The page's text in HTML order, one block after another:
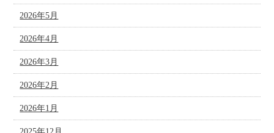
2026年5月
2026年4月
2026年3月
2026年2月
2026年1月